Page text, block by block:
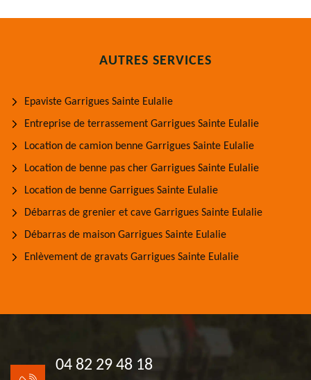
AUTRES SERVICES
Epaviste Garrigues Sainte Eulalie
Entreprise de terrassement Garrigues Sainte Eulalie
Location de camion benne Garrigues Sainte Eulalie
Location de benne pas cher Garrigues Sainte Eulalie
Location de benne Garrigues Sainte Eulalie
Débarras de grenier et cave Garrigues Sainte Eulalie
Débarras de maison Garrigues Sainte Eulalie
Enlèvement de gravats Garrigues Sainte Eulalie
04 82 29 48 18